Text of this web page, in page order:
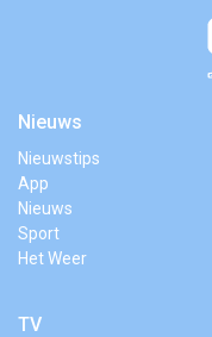
Nieuws
Nieuwstips
App
Nieuws
Sport
Het Weer
TV